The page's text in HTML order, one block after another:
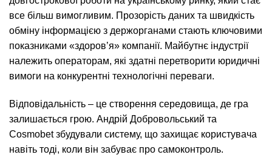
все більш вимогливим. Прозорість даних та швидкість
обміну інформацією з держорганами стають ключовими
показниками «здоров’я» компанії. Майбутнє індустрії
належить операторам, які здатні перетворити юридичні
вимоги на конкурентні технологічні переваги.
Відповідальність – це створення середовища, де гра
залишається грою. Андрій Добровольський та
Cosmobet збудували систему, що захищає користувача
навіть тоді, коли він забуває про самоконтроль.